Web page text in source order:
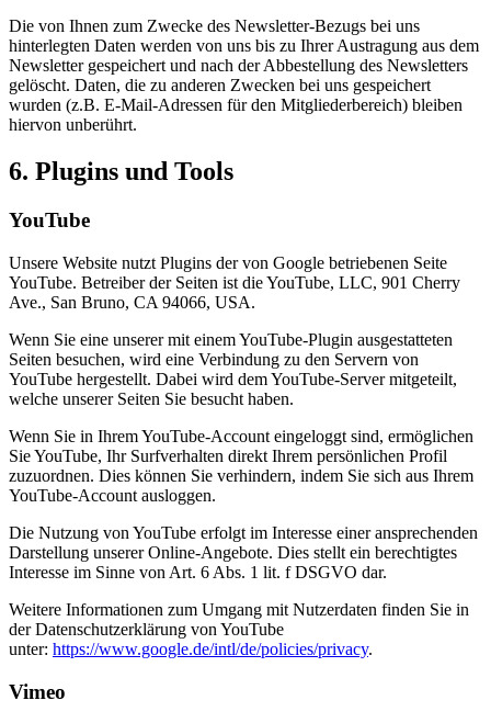
Die von Ihnen zum Zwecke des Newsletter-Bezugs bei uns
hinterlegten Daten werden von uns bis zu Ihrer Austragung aus dem
Newsletter gespeichert und nach der Abbestellung des Newsletters
gelöscht. Daten, die zu anderen Zwecken bei uns gespeichert
wurden (z.B. E-Mail-Adressen für den Mitgliederbereich) bleiben
hiervon unberührt.
6. Plugins und Tools
YouTube
Unsere Website nutzt Plugins der von Google betriebenen Seite
YouTube. Betreiber der Seiten ist die YouTube, LLC, 901 Cherry
Ave., San Bruno, CA 94066, USA.
Wenn Sie eine unserer mit einem YouTube-Plugin ausgestatteten
Seiten besuchen, wird eine Verbindung zu den Servern von
YouTube hergestellt. Dabei wird dem YouTube-Server mitgeteilt,
welche unserer Seiten Sie besucht haben.
Wenn Sie in Ihrem YouTube-Account eingeloggt sind, ermöglichen
Sie YouTube, Ihr Surfverhalten direkt Ihrem persönlichen Profil
zuzuordnen. Dies können Sie verhindern, indem Sie sich aus Ihrem
YouTube-Account ausloggen.
Die Nutzung von YouTube erfolgt im Interesse einer ansprechenden
Darstellung unserer Online-Angebote. Dies stellt ein berechtigtes
Interesse im Sinne von Art. 6 Abs. 1 lit. f DSGVO dar.
Weitere Informationen zum Umgang mit Nutzerdaten finden Sie in
der Datenschutzerklärung von YouTube
unter: https://www.google.de/intl/de/policies/privacy.
Vimeo